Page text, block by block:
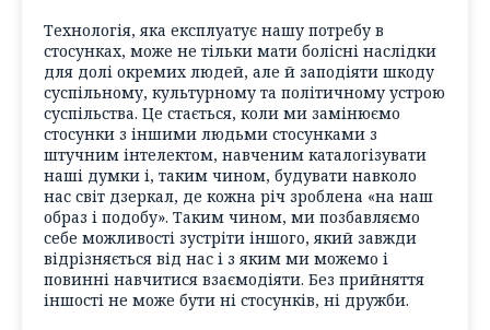
Технологія, яка експлуатує нашу потребу в
стосунках, може не тільки мати болісні наслідки
для долі окремих людей, але й заподіяти шкоду
суспільному, культурному та політичному устрою
суспільства. Це стається, коли ми замінюємо
стосунки з іншими людьми стосунками з
штучним інтелектом, навченим каталогізувати
наші думки і, таким чином, будувати навколо
нас світ дзеркал, де кожна річ зроблена «на наш
образ і подобу». Таким чином, ми позбавляємо
себе можливості зустріти іншого, який завжди
відрізняється від нас і з яким ми можемо і
повинні навчитися взаємодіяти. Без прийняття
іншості не може бути ні стосунків, ні дружби.